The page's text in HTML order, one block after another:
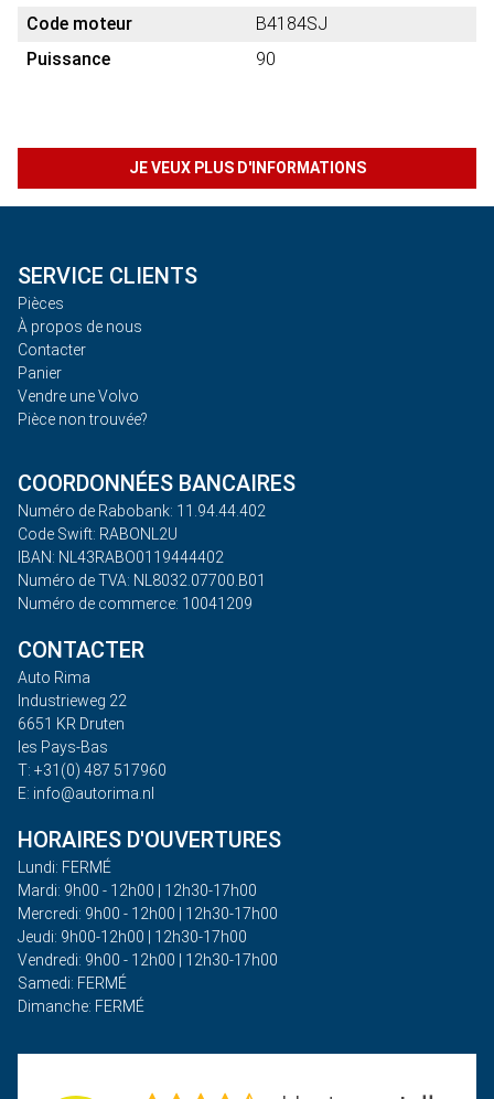
Code moteur
B4184SJ
Puissance
90
JE VEUX PLUS D'INFORMATIONS
SERVICE CLIENTS
Pièces
À propos de nous
Contacter
Panier
Vendre une Volvo
Pièce non trouvée?
COORDONNÉES BANCAIRES
Numéro de Rabobank: 11.94.44.402
Code Swift: RABONL2U
IBAN: NL43RABO0119444402
Numéro de TVA: NL8032.07700.B01
Numéro de commerce: 10041209
CONTACTER
Auto Rima
Industrieweg 22
6651 KR Druten
les Pays-Bas
T: +31(0) 487 517960
E: info@autorima.nl
HORAIRES D'OUVERTURES
Lundi: FERMÉ
Mardi: 9h00 - 12h00 | 12h30-17h00
Mercredi: 9h00 - 12h00 | 12h30-17h00
Jeudi: 9h00-12h00 | 12h30-17h00
Vendredi: 9h00 - 12h00 | 12h30-17h00
Samedi: FERMÉ
Dimanche: FERMÉ